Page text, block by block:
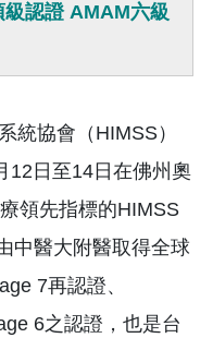
認證 AMAM六級
協會（HIMSS）
12日至14日在佛州奧
領先指標的HIMSS
中醫大附醫取得全球
7再認證、
6之認證，也是台